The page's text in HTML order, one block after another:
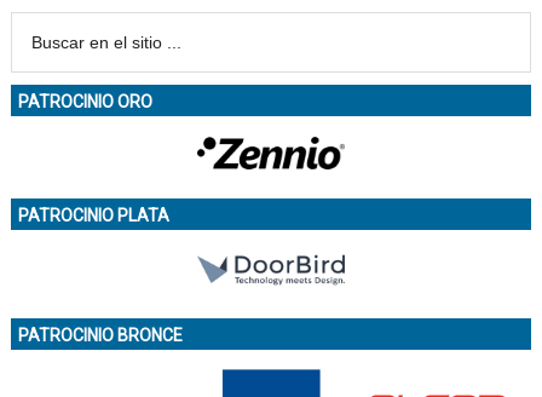
PATROCINIO ORO
PATROCINIO PLATA
PATROCINIO BRONCE